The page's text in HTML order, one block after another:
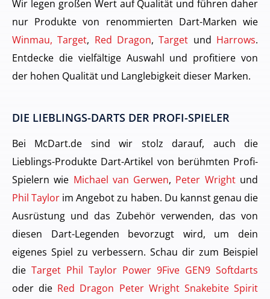
Wir legen großen Wert auf Qualität und führen daher
nur Produkte von renommierten Dart-Marken wie
Winmau, Target, Red Dragon,Target und Harrows.
Entdecke die vielfältige Auswahl und profitiere von
der hohen Qualität und Langlebigkeit dieser Marken.
DIE LIEBLINGS-DARTS DER PROFI-SPIELER
Bei McDart.de sind wir stolz darauf, auch die
Lieblings-Produkte Dart-Artikel von berühmten Profi-
Spielern wie Michael van Gerwen, Peter Wrightund
Phil Taylor im Angebot zu haben. Du kannst genau die
Ausrüstung und das Zubehör verwenden, das von
diesen Dart-Legenden bevorzugt wird, um dein
eigenes Spiel zu verbessern. Schau dir zum Beispiel
die Target Phil Taylor Power 9Five GEN9 Softdarts
oder die Red Dragon Peter Wright Snakebite Spirit